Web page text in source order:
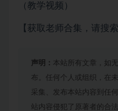
（教学视频）
【获取老师合集，请搜
声明： 本站所有文章，如
布。任何个人或组织，在
采集、发布本站内容到任
站内容侵犯了原著者的合